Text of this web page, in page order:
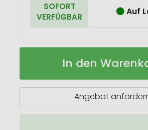
SOFORT
VERFÜGBAR
Auf
Oster-
Auf
In den
Angebot